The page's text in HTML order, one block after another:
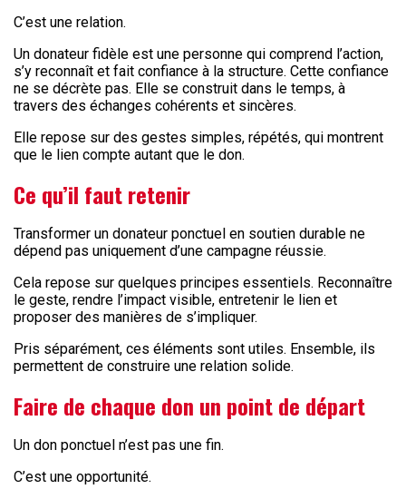
C’est une relation.
Un donateur fidèle est une personne qui comprend l’action,
s’y reconnaît et fait confiance à la structure. Cette confiance
ne se décrète pas. Elle se construit dans le temps, à
travers des échanges cohérents et sincères.
Elle repose sur des gestes simples, répétés, qui montrent
que le lien compte autant que le don.
Ce qu’il faut retenir
Transformer un donateur ponctuel en soutien durable ne
dépend pas uniquement d’une campagne réussie.
Cela repose sur quelques principes essentiels. Reconnaître
le geste, rendre l’impact visible, entretenir le lien et
proposer des manières de s’impliquer.
Pris séparément, ces éléments sont utiles. Ensemble, ils
permettent de construire une relation solide.
Faire de chaque don un point de départ
Un don ponctuel n’est pas une fin.
C’est une opportunité.